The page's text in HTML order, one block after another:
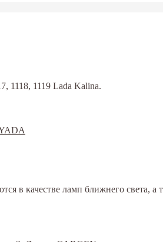
1118, 1119 Lada Kalina.
в качестве ламп ближнего света, а